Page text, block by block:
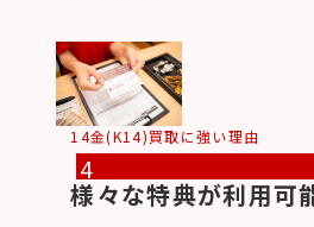
14金(K14)買取に強い理由
4
様々な特典が利用可